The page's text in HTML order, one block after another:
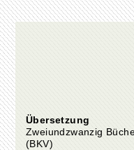
Übersetzung
Zweiundzwanzig
(BKV)